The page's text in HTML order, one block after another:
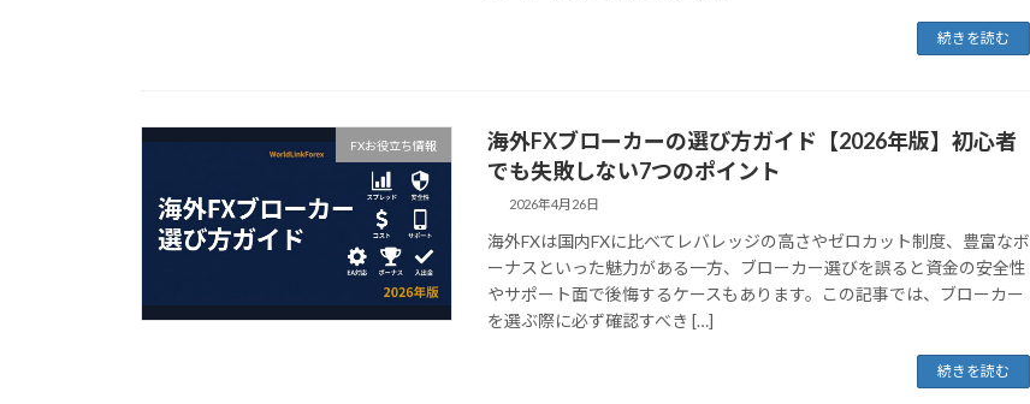
続きを読む
FXお役立ち情報
海外FXブローカーの選び方ガイド【2026年版】初心者
でも失敗しない7つのポイント
2026年4月26日
海外FXは国内FXに比べてレバレッジの高さやゼロカット制度、豊富なボ
ーナスといった魅力がある一方、ブローカー選びを誤ると資金の安全性
やサポート面で後悔するケースもあります。この記事では、ブローカー
を選ぶ際に必ず確認すべき […]
続きを読む